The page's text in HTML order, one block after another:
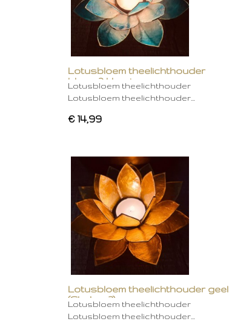
Lotusbloem theelichthouder
blauw 2 kleurig
Lotusbloem theelichthouder
Lotusbloem theelichthouder…
€ 14,99
Lotusbloem theelichthouder geel
(Chakra 3)
Lotusbloem theelichthouder
Lotusbloem theelichthouder…